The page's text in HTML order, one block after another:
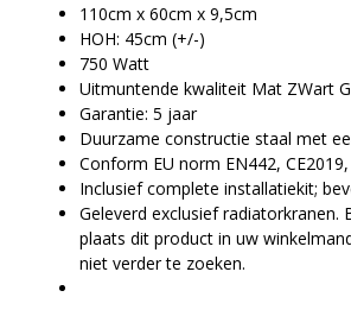
110cm x 60cm x 9,5cm
HOH: 45cm (+/-)
750 Watt
Uitmuntende kwaliteit Mat ZWart
Garantie: 5 jaar
Duurzame constructie staal met
Conform EU norm EN442,
Inclusief complete installatiekit;
Geleverd exclusief
plaats dit product in uw
niet verder te zoeken.